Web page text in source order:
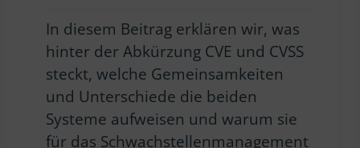
In diesem Beitrag erklären wir, was
hinter der Abkürzung CVE und CVSS
steckt, welche Gemeinsamkeiten
und Unterschiede die beiden
Systeme aufweisen und warum sie
für das Schwachstellenmanagement